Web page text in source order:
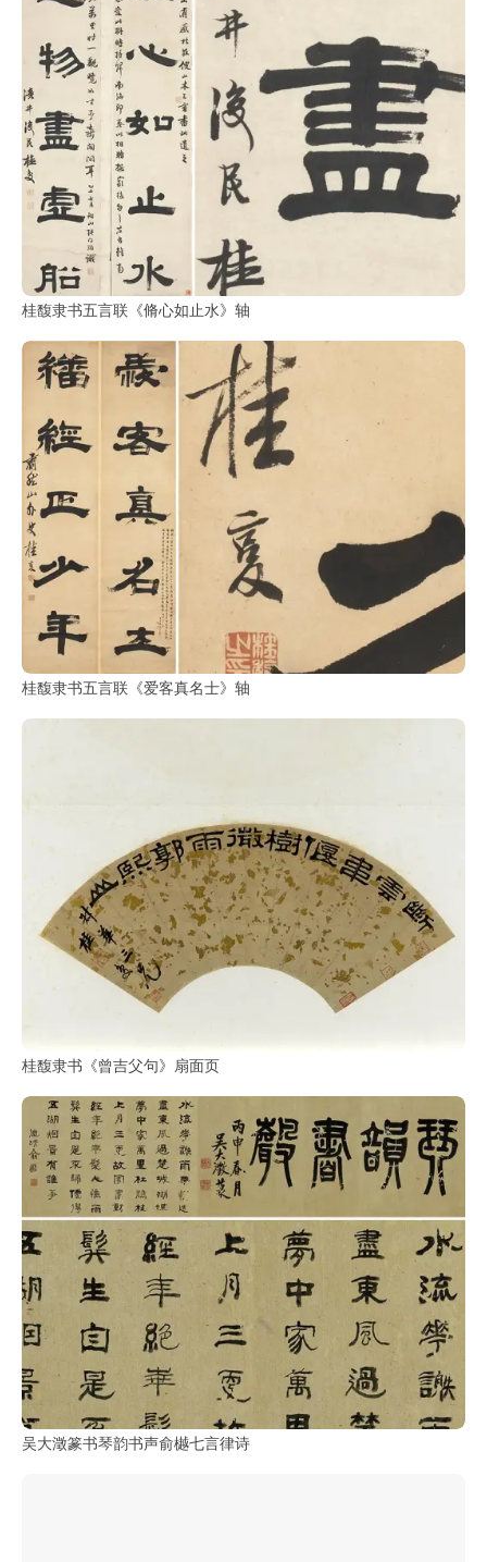
桂馥隶书五言联《脩心如止水》轴
桂馥隶书五言联《爱客真名士》轴
桂馥隶书《曾吉父句》扇面页
吴大澂篆书琴韵书声俞樾七言律诗